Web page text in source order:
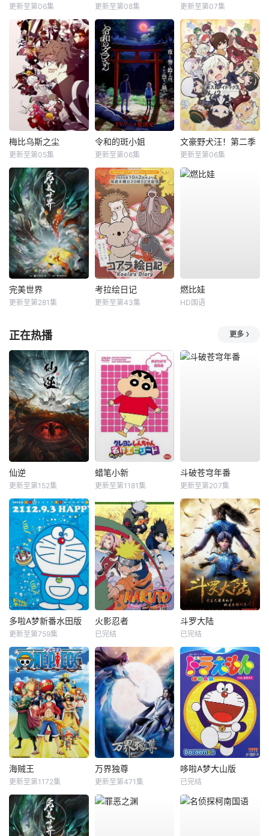
更新至第06集 更新至第08集 更新至第07集
梅比乌斯之尘
更新至第05集
令和的斑小姐
更新至第06集
文豪野犬汪！第二季
更新至第06集
完美世界
更新至第281集
考拉绘日记
更新至第43集
燃比娃
HD国语
正在热播 更多
仙逆
更新至第152集
蜡笔小新
更新至第1181集
斗破苍穹年番
更新至第207集
多啦A梦新番水田版
更新至第759集
火影忍者
已完结
斗罗大陆
已完结
海贼王
更新至第1172集
万界独尊
更新至第471集
哆啦A梦大山版
已完结